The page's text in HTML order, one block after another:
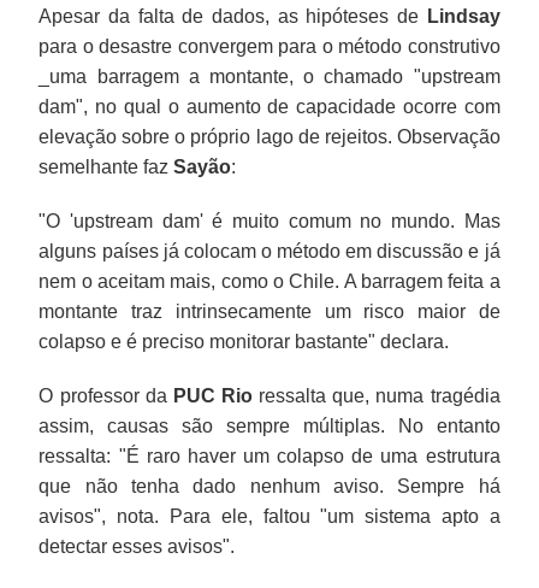
Apesar da falta de dados, as hipóteses de Lindsay
para o desastre convergem para o método construtivo
_uma barragem a montante, o chamado "upstream
dam", no qual o aumento de capacidade ocorre com
elevação sobre o próprio lago de rejeitos. Observação
semelhante fazSayão:
"O 'upstream dam' é muito comum no mundo. Mas
alguns países já colocam o método em discussão e já
nem o aceitam mais, como o Chile. A barragem feita a
montante traz intrinsecamente um risco maior de
colapso e é preciso monitorar bastante" declara.
O professor da PUC Rio ressalta que, numa tragédia
assim, causas são sempre múltiplas. No entanto
ressalta: "É raro haver um colapso de uma estrutura
que não tenha dado nenhum aviso. Sempre há
avisos", nota. Para ele, faltou "um sistema apto a
detectar esses avisos".